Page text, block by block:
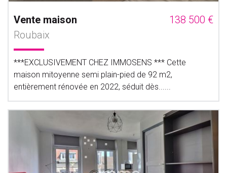
Vente maison
138 500 €
Roubaix
***EXCLUSIVEMENT CHEZ IMMOSENS *** Cette
maison mitoyenne semi plain-pied de 92 m2,
entièrement rénovée en 2022, séduit dès......